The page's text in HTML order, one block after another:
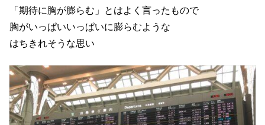
「期待に胸が膨らむ」とはよく言ったもので
胸がいっぱいいっぱいに膨らむような
はちきれそうな思い